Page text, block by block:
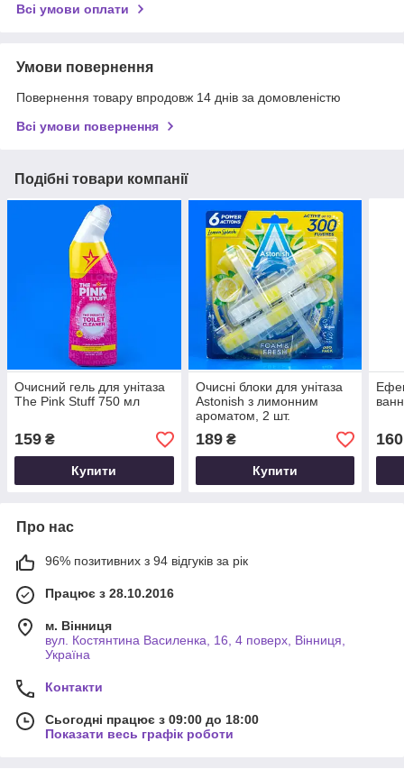
Всі умови оплати
Умови повернення
Повернення товару впродовж 14 днів за домовленістю
Всі умови повернення
Подібні товари компанії
Очисний гель для унітаза
The Pink Stuff 750 мл
159 ₴
Купити
Очисні блоки для унітаза
Astonish з лимонним
ароматом, 2 шт.
189₴
Купити
160
Про нас
96% позитивних з 94 відгуків за рік
Працює з 28.10.2016
м. Вінниця
вул. Костянтина Василенка, 16, 4 поверх, Вінниця,
Україна
Контакти
Сьогодні працює з 09:00 до 18:00
Показати весь графік роботи